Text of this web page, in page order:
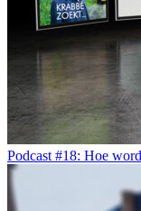
Podcast #18: Hoe